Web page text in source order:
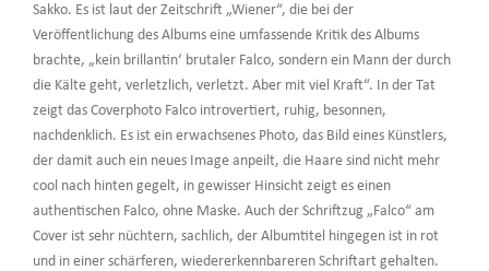
Sakko. Es ist laut der Zeitschrift „Wiener“, die bei der
Veröffentlichung des Albums eine umfassende Kritik des Albums
brachte, „kein brillantin‘ brutaler Falco, sondern ein Mann der durch
die Kälte geht, verletzlich, verletzt. Aber mit viel Kraft“. In der Tat
zeigt das Coverphoto Falco introvertiert, ruhig, besonnen,
nachdenklich. Es ist ein erwachsenes Photo, das Bild eines Künstlers,
der damit auch ein neues Image anpeilt, die Haare sind nicht mehr
cool nach hinten gegelt, in gewisser Hinsicht zeigt es einen
authentischen Falco, ohne Maske. Auch der Schriftzug „Falco“ am
Cover ist sehr nüchtern, sachlich, der Albumtitel hingegen ist in rot
und in einer schärferen, wiedererkennbareren Schriftart gehalten.